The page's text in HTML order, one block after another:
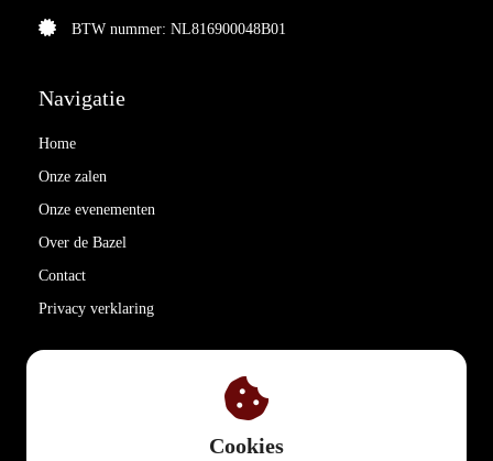
BTW nummer: NL816900048B01
Navigatie
Home
Onze zalen
Onze evenementen
Over de Bazel
Contact
Privacy verklaring
Cookies